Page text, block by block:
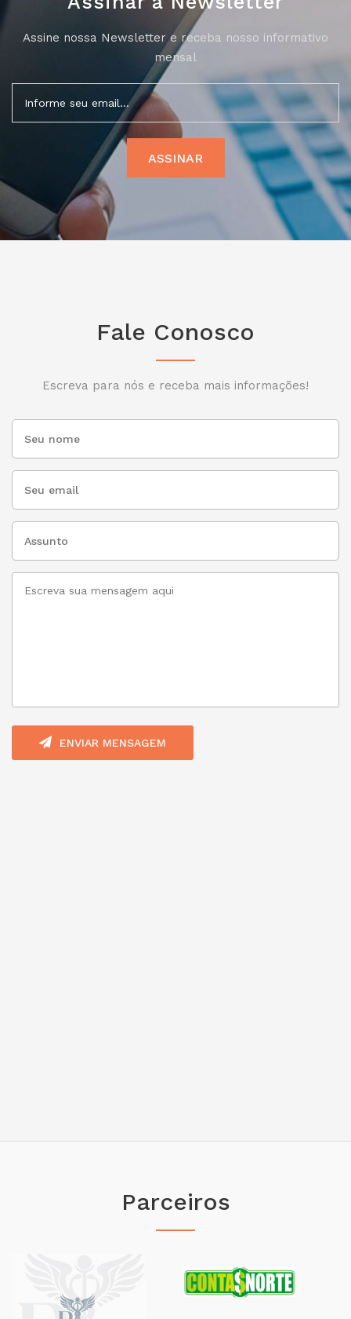
Assine nossa Newsletter e receba nosso informativo
mensal
Fale Conosco
Escreva para nós e receba mais informações!
ENVIAR MENSAGEM
Parceiros